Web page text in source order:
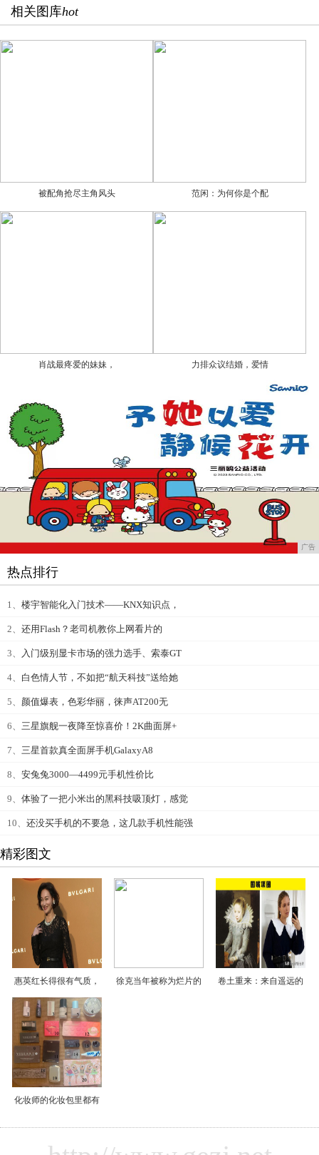
相关图库hot
被配角抢尽主角风头 范闲：为何你是个配
肖战最疼爱的妹妹， 力排众议结婚，爱情
广告
热点排行
1、 楼宇智能化入门技术——KNX知识点，
2、 还用Flash？老司机教你上网看片的
3、 入门级别显卡市场的强力选手、索泰GT
4、 白色情人节，不如把“航天科技”送给她
5、 颜值爆表，色彩华丽，徕声AT200无
6、 三星旗舰一夜降至惊喜价！2K曲面屏+
7、 三星首款真全面屏手机GalaxyA8
8、 安兔兔3000—4499元手机性价比
9、 体验了一把小米出的黑科技吸顶灯，感觉
10、 还没买手机的不要急，这几款手机性能强
精彩图文
惠英红长得很有气质， 徐克当年被称为烂片的 卷土重来：来自遥远的
化妆师的化妆包里都有